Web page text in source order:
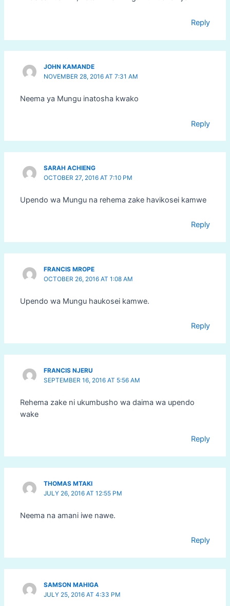
Reply
JOHN KAMANDE
NOVEMBER 28, 2016 AT 7:31 AM
Neema ya Mungu inatosha kwako
Reply
SARAH ACHIENG
OCTOBER 27, 2016 AT 7:10 PM
Upendo wa Mungu na rehema zake havikosei kamwe
Reply
FRANCIS MROPE
OCTOBER 26, 2016 AT 1:08 AM
Upendo wa Mungu haukosei kamwe.
Reply
FRANCIS NJERU
SEPTEMBER 16, 2016 AT 5:56 AM
Rehema zake ni ukumbusho wa daima wa upendo
wake
Reply
THOMAS MTAKI
JULY 26, 2016 AT 12:55 PM
Neema na amani iwe nawe.
Reply
SAMSON MAHIGA
JULY 25, 2016 AT 4:33 PM